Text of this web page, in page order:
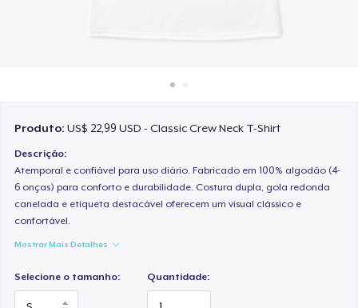
Produto:US$ 22,99 USD - Classic Crew Neck T-Shirt
Descrição:
Atemporal e confiável para uso diário. Fabricado em 100% algodão (4-
6 onças) para conforto e durabilidade. Costura dupla, gola redonda
canelada e etiqueta destacável oferecem um visual clássico e
confortável.
Mostrar Mais Detalhes
Selecione o tamanho: Quantidade: